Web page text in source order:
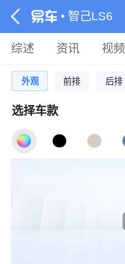
• 智己LS6
综述 资讯 视频
外观 前排 后排
选择车款